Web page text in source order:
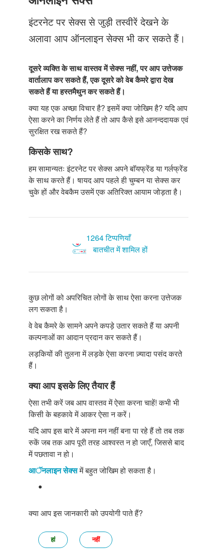
Just Poocho
संपर्क करें
इंटरनेट पर सेक्स से जुड़ी तस्वीरें देखने के
अलावा आप ऑनलाइन सेक्स भी कर सकते हैं।
दूसरे व्यक्ति के साथ वास्तव में सेक्स नहीं, पर आप उत्तेजक
वार्तालाप कर सकते हैं, एक दूसरे को वेब कैमरे द्वारा देख
सकते हैं या हस्तमैथुन कर सकते हैं।
क्या यह एक अच्छा विचार है? इसमें क्या जोखिम है? यदि आप
ऐसा करने का निर्णय लेते हैं तो आप कैसे इसे आनन्ददायक एवं
सुरक्षित रख सकते हैं?
किसके साथ?
हम सामान्यतः इंटरनेट पर सेक्स अपने बाॅयफ्रेंड या गर्लफ्रेंड
के साथ करते हैं। षायद आप पहले ही चुम्बन या सेक्स कर
चुके हों और वेबकैम उसमें एक अतिरिक्त आयाम जोड़ता है।
1264 टिप्पणियाँ
बातचीत में शामिल हों
कुछ लोगों को अपरिचित लोगों के साथ ऐसा करना उत्तेजक
लग सकता है।
वे वेब कैमरे के सामने अपने कपड़े उतार सकते हैं या अपनी
कल्पनाओं का आदान प्रदान कर सकते हैं।
लड़कियों की तुलना में लड़के ऐसा करना ज़्यादा पसंद करते
हैं।
क्या आप इसके लिए तैयार हैं
ऐसा तभी करें जब आप वास्तव में ऐसा करना चाहें! कभी भी
किसी के बहकावे में आकर ऐसा न करें।
यदि आप इस बारे में अपना मन नहीं बना पा रहे हैं तो तब तक
रुकें जब तक आप पूरी तरह आश्वस्त न हो जाएँ, जिससे बाद
में पछतावा न हो।
आॅनलाइन सेक्समें बहुत जोखिम हो सकता है।
क्या आप इस जानकारी को उपयोगी पाते हैं?
हां नहीं